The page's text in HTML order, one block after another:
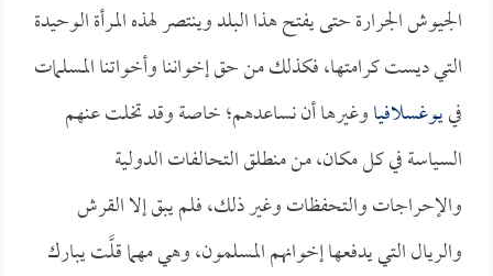
الجيوش الجرارة حتى يفتح هذا البلد وينتصر لهذه المرأة الوحيدة
التي ديست كرامتها، فكذلك من حق إخواننا وأخواتنا المسلمات
فييوغسلافياوغيرها أن نساعدهم؛ خاصة وقد تخلت عنهم
السياسة في كل مكان، من منطلق التحالفات الدولية
والإحراجات والتحفظات وغير ذلك، فلم يبق إلا القرش
والريال التي يدفعها إخوانهم المسلمون، وهي مهما قلَّت يبارك